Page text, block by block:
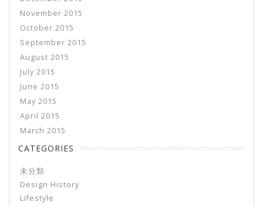
November 2015
October 2015
September 2015
August 2015
July 2015
June 2015
May 2015
April 2015
March 2015
CATEGORIES
未分類
Design History
Lifestyle